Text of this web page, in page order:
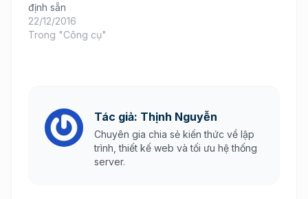
định sẵn
22/12/2016
Trong "Công cụ"
Tác giả: Thịnh Nguyễn
Chuyên gia chia sẻ kiến thức về lập
trình, thiết kế web và tối ưu hệ thống
server.